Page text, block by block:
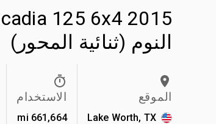
النوم (ثنائية المحور)
الموقع
Lake Worth, TX
الاستخدام
661,664 mi